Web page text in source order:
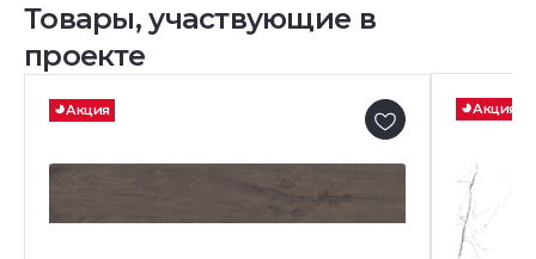
Товары, участвующие в
проекте
Акция Акция